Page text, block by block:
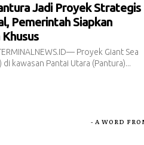
Jadi Proyek Strategis
Pemerintah Siapkan
Proyek Giant Sea
di kawasan Pantai Utara (Pantura)...
- A WORD